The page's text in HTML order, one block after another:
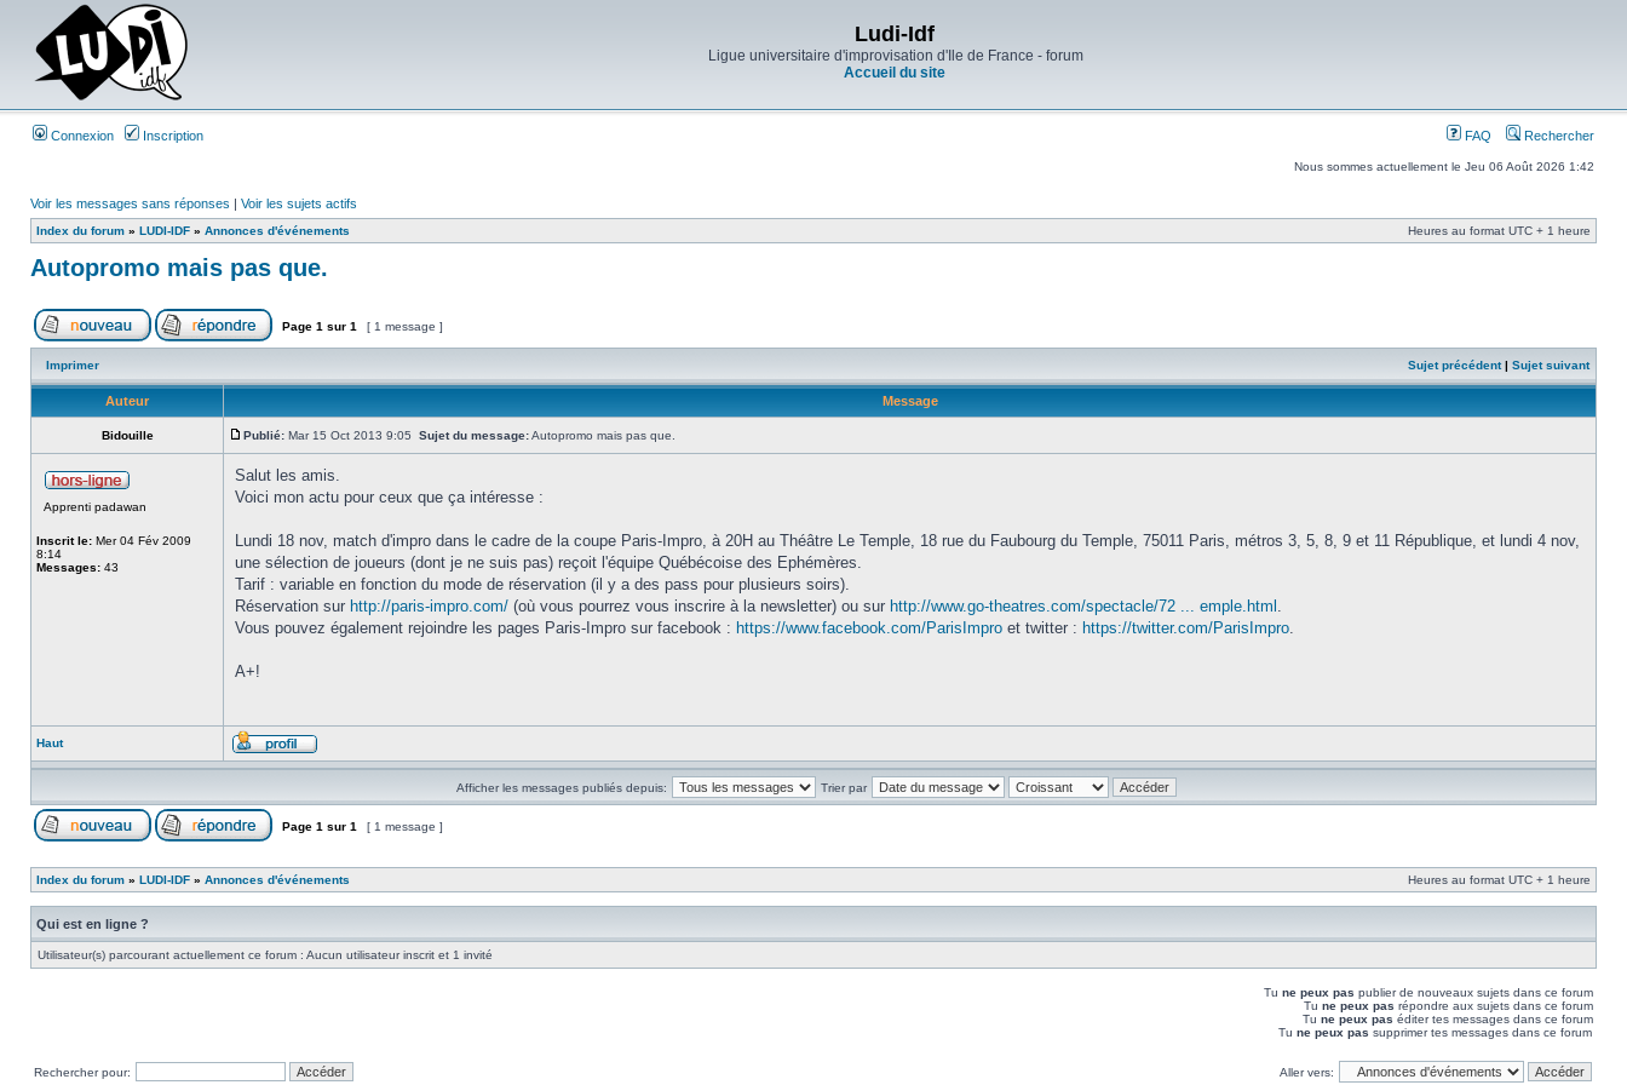
Ludi-Idf
Ligue universitaire d'improvisation d'Ile de France - forum
Accueil du site
Connexion Inscription FAQ Rechercher
Nous sommes actuellement le Jeu 06 Août 2026 1:42
Voir les messages sans réponses | Voir les sujets actifs
Index du forum » LUDI-IDF » Annonces d'événements Heures au format UTC + 1 heure
Autopromo mais pas que.
Page 1 sur 1 [ 1 message ]
Imprimer Sujet précédent| Sujet suivant
Auteur Message
Bidouille Publié: Mar 15 Oct 2013 9:05 Sujet du message:Autopromo mais pas que.
Apprenti padawan
Inscrit le: Mer 04 Fév 2009
8:14
Messages: 43
Salut les amis.
Voici mon actu pour ceux que ça intéresse :
Lundi 18 nov, match d'impro dans le cadre de la coupe Paris-Impro, à 20H au Théâtre Le Temple, 18 rue du Faubourg du Temple, 75011 Paris, métros 3, 5, 8, 9 et 11 République, et lundi 4 nov,
une sélection de joueurs (dont je ne suis pas) reçoit l'équipe Québécoise des Ephémères.
Tarif : variable en fonction du mode de réservation (il y a des pass pour plusieurs soirs).
Réservation sur http://paris-impro.com/ (où vous pourrez vous inscrire à la newsletter) ou sur http://www.go-theatres.com/spectacle/72 ... emple.html .
Vous pouvez également rejoindre les pages Paris-Impro sur facebook : https://www.facebook.com/ParisImpro et twitter : https://twitter.com/ParisImpro.
A+!
Haut
Afficher les messages publiés depuis: Trier par
Page 1 sur 1 [ 1 message ]
Index du forum » LUDI-IDF » Annonces d'événements Heures au format UTC + 1 heure
Qui est en ligne ?
Utilisateur(s) parcourant actuellement ce forum : Aucun utilisateur inscrit et 1 invité
Tu ne peux pas publier de nouveaux sujets dans ce forum
Tu ne peux pas répondre aux sujets dans ce forum
Tu ne peux pas éditer tes messages dans ce forum
Tu ne peux pas supprimer tes messages dans ce forum
Rechercher pour: Aller vers: